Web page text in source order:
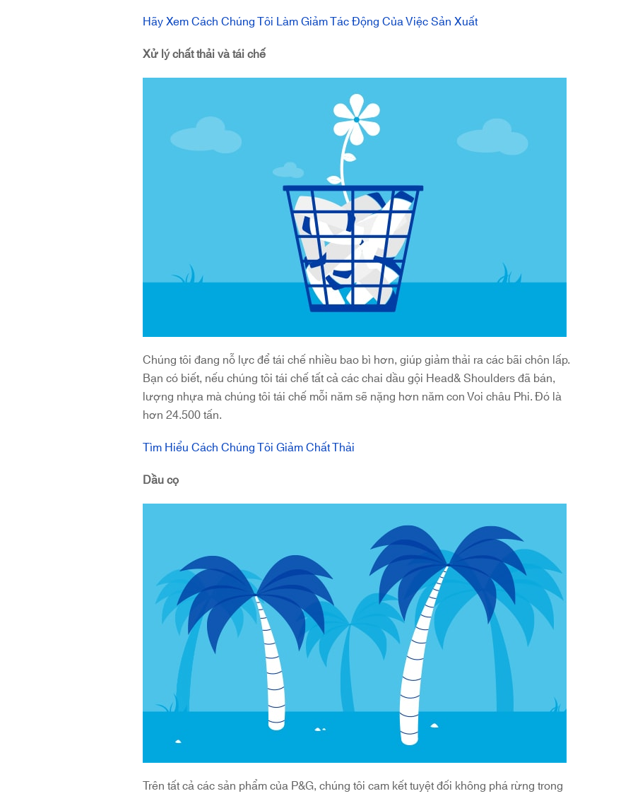
Hãy Xem Cách Chúng Tôi Làm Giảm Tác Động Của Việc Sản Xuất
Xử lý chất thải và tái chế
Chúng tôi đang nỗ lực để tái chế nhiều bao bì hơn, giúp giảm thải ra các bãi chôn lấp.
Bạn có biết, nếu chúng tôi tái chế tất cả các chai dầu gội Head& Shoulders đã bán,
lượng nhựa mà chúng tôi tái chế mỗi năm sẽ nặng hơn năm con Voi châu Phi. Đó là
hơn 24.500 tấn.
Tìm Hiểu Cách Chúng Tôi Giảm Chất Thải
Dầu cọ
Trên tất cả các sản phẩm của P&G, chúng tôi cam kết tuyệt đối không phá rừng trong